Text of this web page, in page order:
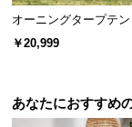
会
員
オーニングタープテ
風に強い 防水 新開発
￥20,999
あなたにおすすめ